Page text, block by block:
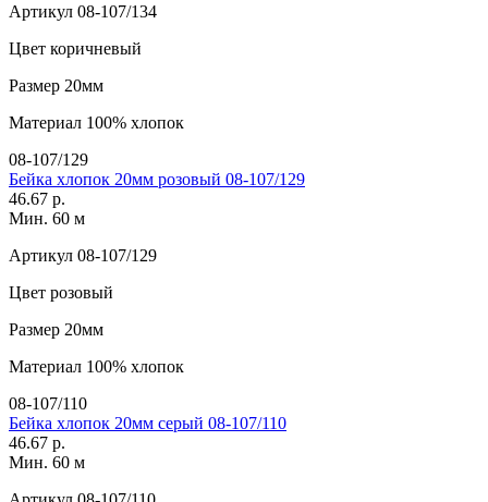
Артикул 08-107/134
Цвет коричневый
Размер 20мм
Материал 100% хлопок
08-107/129
Бейка хлопок 20мм розовый 08-107/129
46.67 р.
Мин. 60 м
Артикул 08-107/129
Цвет розовый
Размер 20мм
Материал 100% хлопок
08-107/110
Бейка хлопок 20мм серый 08-107/110
46.67 р.
Мин. 60 м